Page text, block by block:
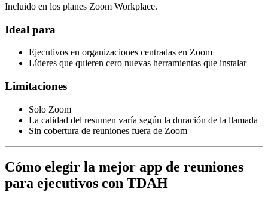
Incluido en los planes Zoom Workplace.
Ideal para
Ejecutivos en organizaciones centradas en Zoom
Líderes que quieren cero nuevas herramientas que instalar
Limitaciones
Solo Zoom
La calidad del resumen varía según la duración de la llamada
Sin cobertura de reuniones fuera de Zoom
Cómo elegir la mejor app de reuniones
para ejecutivos con TDAH